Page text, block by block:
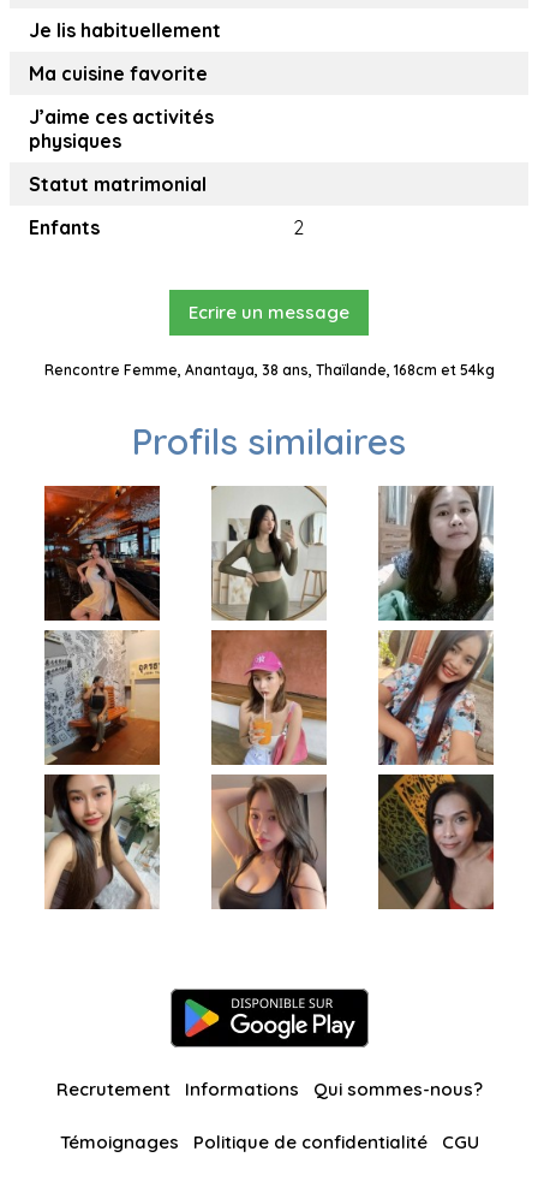
Je lis habituellement
Ma cuisine favorite
J’aime ces activités
physiques
Statut matrimonial
Enfants
2
Ecrire un message
Rencontre Femme, Anantaya, 38 ans, Thaïlande, 168cm et 54kg
Profils similaires
Recrutement Informations Qui sommes-nous?
Témoignages Politique de confidentialité CGU